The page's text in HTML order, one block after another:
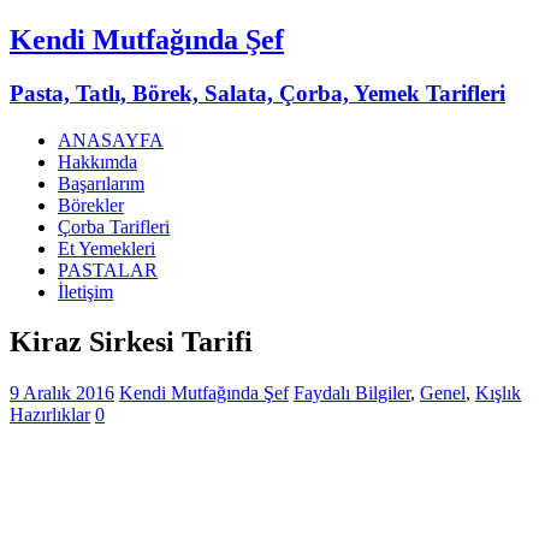
Kendi Mutfağında Şef
Pasta, Tatlı, Börek, Salata, Çorba, Yemek Tarifleri
ANASAYFA
Hakkımda
Başarılarım
Börekler
Çorba Tarifleri
Et Yemekleri
PASTALAR
İletişim
Kiraz Sirkesi Tarifi
9 Aralık 2016 Kendi Mutfağında Şef Faydalı Bilgiler, Genel, Kışlık
Hazırlıklar 0